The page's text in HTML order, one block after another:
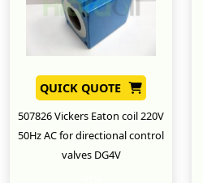
QUICK QUOTE
507826 Vickers Eaton coil 220V
50Hz AC for directional control
valves DG4V